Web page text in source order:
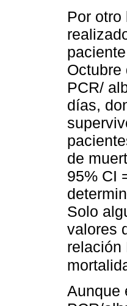
Por
Octubre
PCR/
días,
de
95% CI
Solo
valores
relación
Aunque